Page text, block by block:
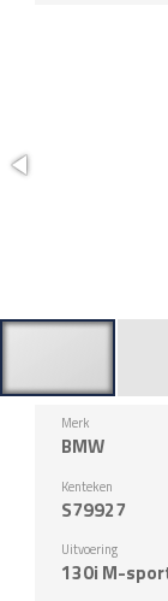
Merk
BMW
Kenteken
S79927
Uitvoering
130i M-